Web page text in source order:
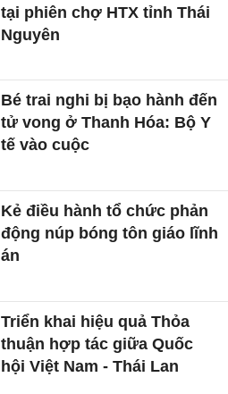
tại phiên chợ HTX tỉnh Thái
Nguyên
Bé trai nghi bị bạo hành đến
tử vong ở Thanh Hóa: Bộ Y
tế vào cuộc
Kẻ điều hành tổ chức phản
động núp bóng tôn giáo lĩnh
án
Triển khai hiệu quả Thỏa
thuận hợp tác giữa Quốc
hội Việt Nam - Thái Lan